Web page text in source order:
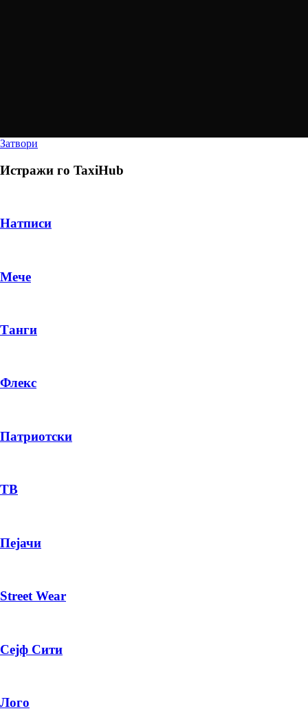
Затвори
Истражи го TaxiHub
Натписи
Мече
Танги
Флекс
Патриотски
ТВ
Пејачи
Street Wear
Сејф Сити
Лого